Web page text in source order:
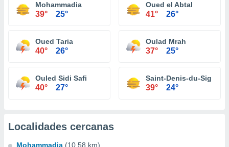
Mohammadia
39° 25°
Oued el Abtal
41° 26°
Oued Taria
40° 26°
Oulad Mrah
37° 25°
Ouled Sidi Safi
40° 27°
Saint-Denis-du-Sig
39° 24°
Localidades cercanas
Mohammadia (10.58 km)